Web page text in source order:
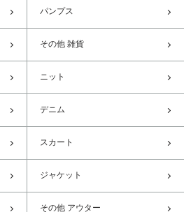
パンプス
その他 雑貨
ニット
デニム
スカート
ジャケット
その他 アウター